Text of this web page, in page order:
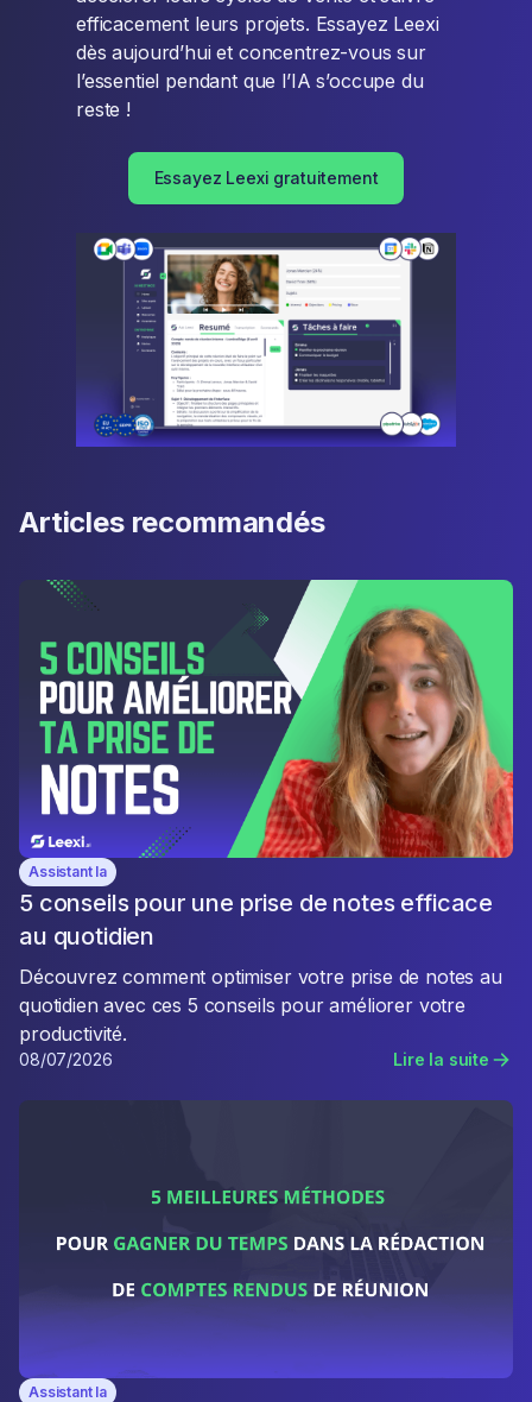
efficacement leurs projets. Essayez Leexi
dès aujourd’hui et concentrez-vous sur
l’essentiel pendant que l’IA s’occupe du
reste !
Essayez Leexi gratuitement
Articles recommandés
Assistant Ia
5 conseils pour une prise de notes efficace
au quotidien
Découvrez comment optimiser votre prise de notes au
quotidien avec ces 5 conseils pour améliorer votre
productivité.
08/07/2026 Lire la suite
Assistant Ia